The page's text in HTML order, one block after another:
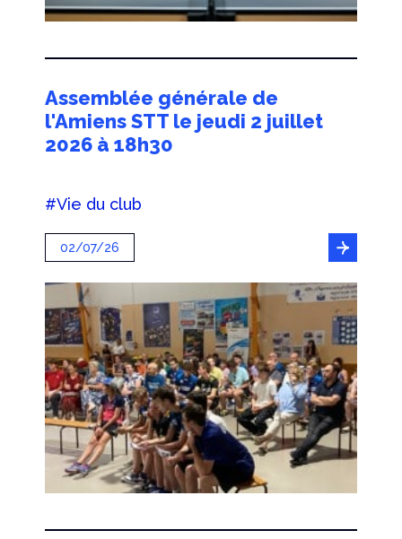
Assemblée générale de
l'Amiens STT le jeudi 2 juillet
2026 à 18h30
#Vie du club
02/07/26